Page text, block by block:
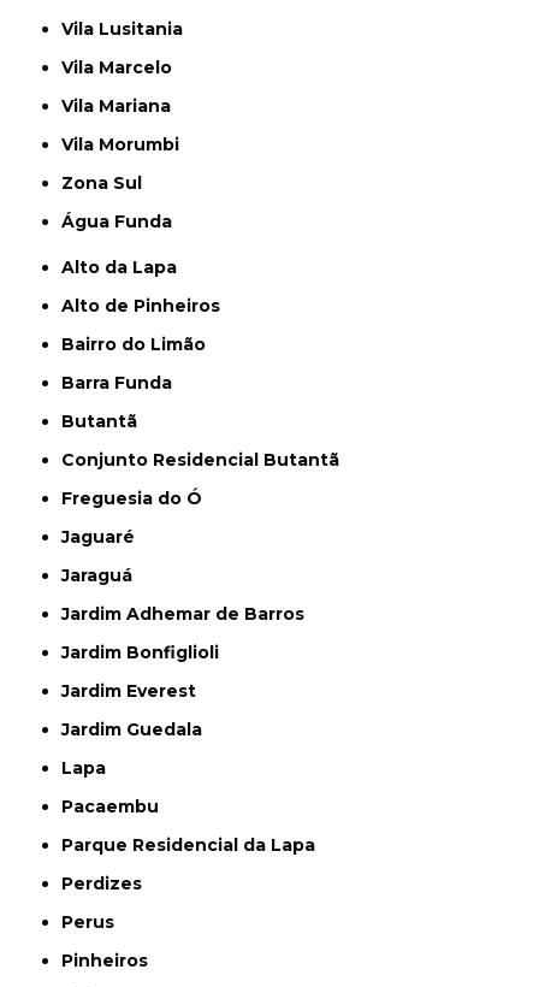
Vila Lusitania
Vila Marcelo
Vila Mariana
Vila Morumbi
Zona Sul
Água Funda
Alto da Lapa
Alto de Pinheiros
Bairro do Limão
Barra Funda
Butantã
Conjunto Residencial Butantã
Freguesia do Ó
Jaguaré
Jaraguá
Jardim Adhemar de Barros
Jardim Bonfiglioli
Jardim Everest
Jardim Guedala
Lapa
Pacaembu
Parque Residencial da Lapa
Perdizes
Perus
Pinheiros